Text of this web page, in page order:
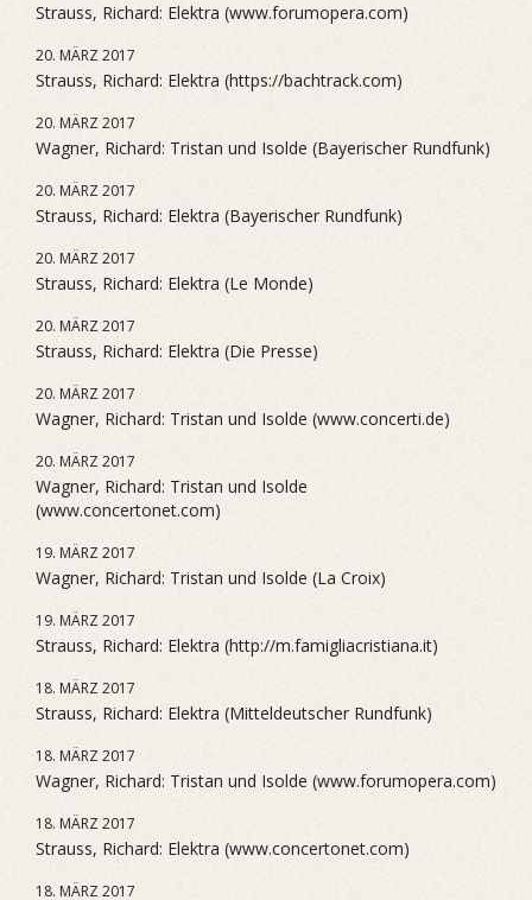
Strauss, Richard: Elektra (www.forumopera.com)
20. MÄRZ 2017
Strauss, Richard: Elektra (https://bachtrack.com)
20. MÄRZ 2017
Wagner, Richard: Tristan und Isolde (Bayerischer Rundfunk)
20. MÄRZ 2017
Strauss, Richard: Elektra (Bayerischer Rundfunk)
20. MÄRZ 2017
Strauss, Richard: Elektra (Le Monde)
20. MÄRZ 2017
Strauss, Richard: Elektra (Die Presse)
20. MÄRZ 2017
Wagner, Richard: Tristan und Isolde (www.concerti.de)
20. MÄRZ 2017
Wagner, Richard: Tristan und Isolde
(www.concertonet.com)
19. MÄRZ 2017
Wagner, Richard: Tristan und Isolde (La Croix)
19. MÄRZ 2017
Strauss, Richard: Elektra (http://m.famigliacristiana.it)
18. MÄRZ 2017
Strauss, Richard: Elektra (Mitteldeutscher Rundfunk)
18. MÄRZ 2017
Wagner, Richard: Tristan und Isolde (www.forumopera.com)
18. MÄRZ 2017
Strauss, Richard: Elektra (www.concertonet.com)
18. MÄRZ 2017